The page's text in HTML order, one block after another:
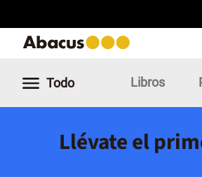
Todo Libros
Llévate el